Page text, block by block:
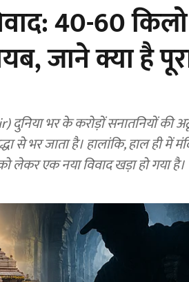
40-60
जाने क्या है
दुनिया भर के करोड़ों सनातनियों की
से भर जाता है। हालांकि, हाल ही में
लेकर एक नया विवाद खड़ा हो गया है।